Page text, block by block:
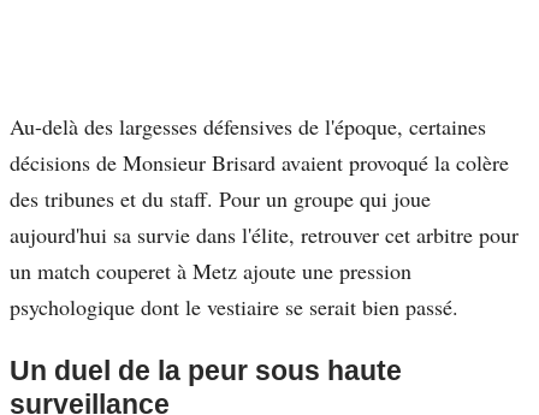
Au-delà des largesses défensives de l'époque, certaines
décisions de Monsieur Brisard avaient provoqué la colère
des tribunes et du staff. Pour un groupe qui joue
aujourd'hui sa survie dans l'élite, retrouver cet arbitre pour
un match couperet à Metz ajoute une pression
psychologique dont le vestiaire se serait bien passé.
Un duel de la peur sous haute
surveillance